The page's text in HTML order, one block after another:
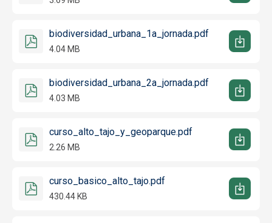
biodiversidad_urbana_1a_jornada.pdf
4.04 MB
biodiversidad_urbana_2a_jornada.pdf
4.03 MB
curso_alto_tajo_y_geoparque.pdf
2.26 MB
curso_basico_alto_tajo.pdf
430.44 KB